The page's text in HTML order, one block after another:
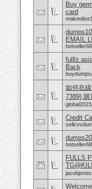
Buy
card
EMAIL
hotseller68
Back
如何在
7389) 購
global2023
Credit
hotseller68
FULLS
jacobjones